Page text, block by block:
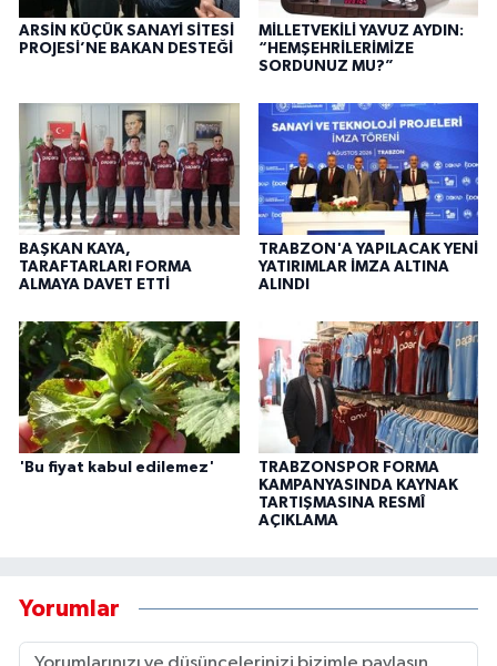
ARSİN KÜÇÜK SANAYİ SİTESİ
PROJESİ’NE BAKAN DESTEĞİ
MİLLETVEKİLİ YAVUZ AYDIN:
“HEMŞEHRİLERİMİZE
SORDUNUZ MU?”
BAŞKAN KAYA,
TARAFTARLARI FORMA
ALMAYA DAVET ETTİ
TRABZON'A YAPILACAK YENİ
YATIRIMLAR İMZA ALTINA
ALINDI
'Bu fiyat kabul edilemez'
TRABZONSPOR FORMA
KAMPANYASINDA KAYNAK
TARTIŞMASINA RESMÎ
AÇIKLAMA
Yorumlar